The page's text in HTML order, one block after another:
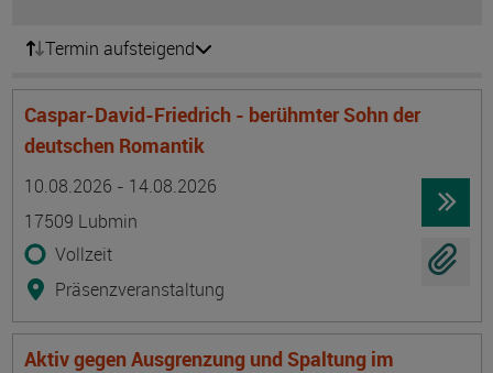
Termin aufsteigend
Caspar-David-Friedrich - berühmter Sohn der
deutschen Romantik
10.08.2026 - 14.08.2026
17509 Lubmin
Vollzeit
Präsenzveranstaltung
Aktiv gegen Ausgrenzung und Spaltung im